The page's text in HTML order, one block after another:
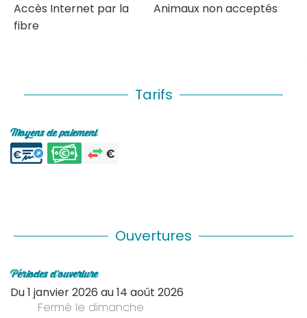
Accès Internet par la
fibre
Animaux non acceptés
Tarifs
Moyens de paiement
Ouvertures
Périodes d'ouverture
Du1 janvier 2026 au14 août 2026
Fermé le dimanche